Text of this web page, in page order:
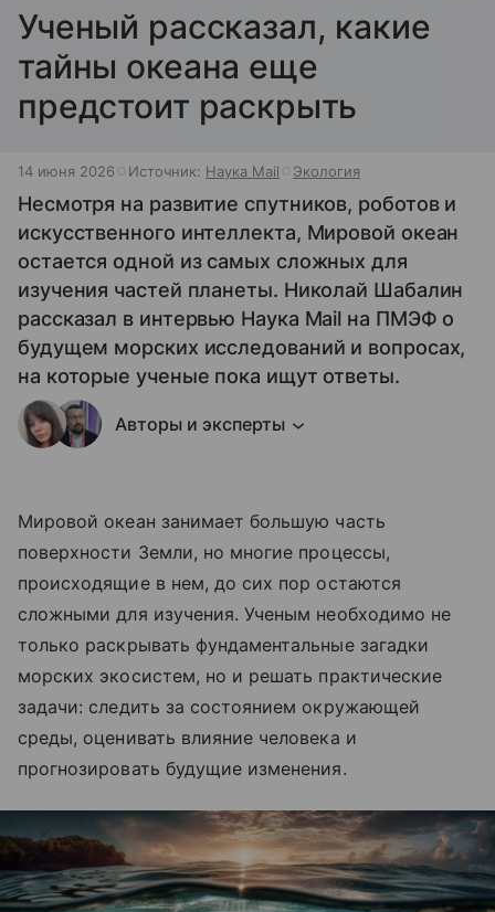
Ученый рассказал, какие
тайны океана еще
предстоит раскрыть
14 июня 2026 Источник: Наука Mail Экология
Несмотря на развитие спутников, роботов и
искусственного интеллекта, Мировой океан
остается одной из самых сложных для
изучения частей планеты. Николай Шабалин
рассказал в интервью Наука Mail на ПМЭФ о
будущем морских исследований и вопросах,
на которые ученые пока ищут ответы.
Авторы и эксперты
Мировой океан занимает большую часть
поверхности Земли, но многие процессы,
происходящие в нем, до сих пор остаются
сложными для изучения. Ученым необходимо не
только раскрывать фундаментальные загадки
морских экосистем, но и решать практические
задачи: следить за состоянием окружающей
среды, оценивать влияние человека и
прогнозировать будущие изменения.